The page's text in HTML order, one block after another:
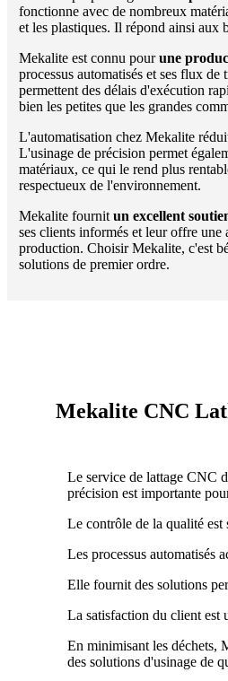
fonctionne avec de nombreux
et les plastiques. Il répond ainsi aux
Mekalite est connu pourune
processus automatisés et ses flux de
permettent des délais d'exécution
bien les petites que les grandes
L'automatisation chez Mekalite
L'usinage de précision permet
matériaux, ce qui le rend plus
respectueux de l'environnement.
Mekalite fournitun excellent
ses clients informés et leur offre une
production. Choisir Mekalite, c'est
solutions de premier ordre.
Mekalite CNC
Le service de lattage CNC
précision est importante
Le contrôle de la qualité
Les processus automatisés
Elle fournit des solutions
La satisfaction du client est
En minimisant les déchets,
des solutions d'usinage de